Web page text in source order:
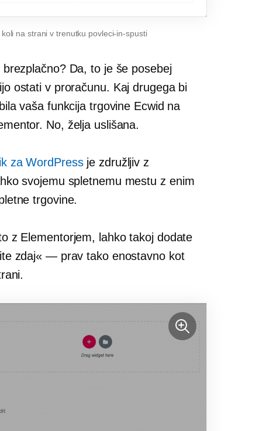
na strani v trenutku povleci-in-spusti
Da, to je še posebej
ostati v proračunu. Kaj drugega bi
vaša funkcija trgovine Ecwid na
No, želja uslišana.
za WordPressje združljiv z
svojemu spletnemu mestu z enim
trgovine.
z Elementorjem, lahko takoj dodate
zdaj« — prav tako enostavno kot